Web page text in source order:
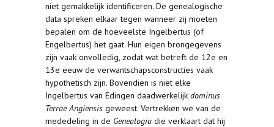
niet gemakkelijk identificeren. De genealogische
data spreken elkaar tegen wanneer zij moeten
bepalen om de hoeveelste Ingelbertus (of
Engelbertus) het gaat. Hun eigen brongegevens
zijn vaak onvolledig, zodat wat betreft de 12e en
13e eeuw de verwantschapsconstructies vaak
hypothetisch zijn. Bovendien is niet elke
Ingelbertus van Edingen daadwerkelijk dominus
Terrae Angiensis geweest. Vertrekken we van de
mededeling in de Genealogia die verklaart dat hij